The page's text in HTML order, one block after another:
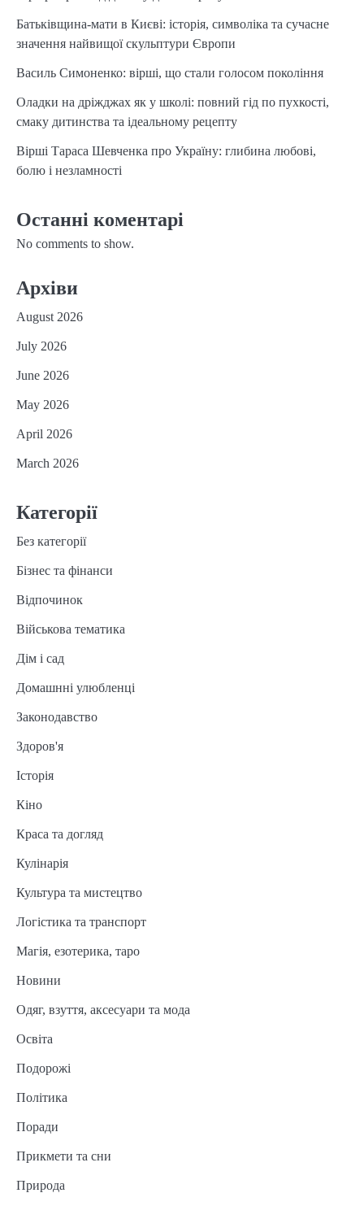
Батьківщина-мати в Києві: історія, символіка та сучасне
значення найвищої скульптури Європи
Василь Симоненко: вірші, що стали голосом покоління
Оладки на дріжджах як у школі: повний гід по пухкості,
смаку дитинства та ідеальному рецепту
Вірші Тараса Шевченка про Україну: глибина любові,
болю і незламності
Останні коментарі
No comments to show.
Архіви
August 2026
July 2026
June 2026
May 2026
April 2026
March 2026
Категорії
Без категорії
Бізнес та фінанси
Відпочинок
Військова тематика
Дім і сад
Домашнні улюбленці
Законодавство
Здоров'я
Історія
Кіно
Краса та догляд
Кулінарія
Культура та мистецтво
Логістика та транспорт
Магія, езотерика, таро
Новини
Одяг, взуття, аксесуари та мода
Освіта
Подорожі
Політика
Поради
Прикмети та сни
Природа